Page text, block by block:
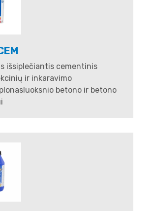
išsiplečiantis cementinis
ir inkaravimo
betono ir betono